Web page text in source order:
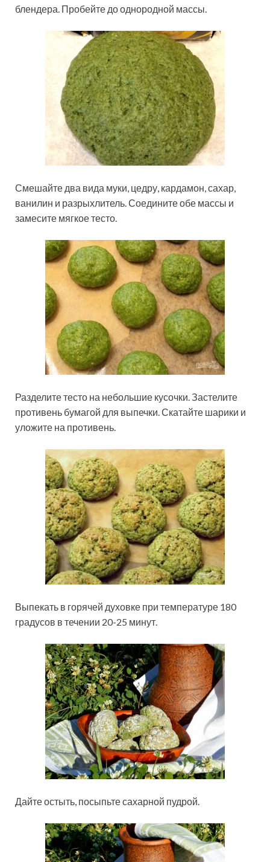
блендера. Пробейте до однородной массы.
Смешайте два вида муки, цедру, кардамон, сахар,
ванилин и разрыхлитель. Соедините обе массы и
замесите мягкое тесто.
Разделите тесто на небольшие кусочки. Застелите
противень бумагой для выпечки. Скатайте шарики и
уложите на противень.
Выпекать в горячей духовке при температуре 180
градусов в течении 20-25 минут.
Дайте остыть, посыпьте сахарной пудрой.